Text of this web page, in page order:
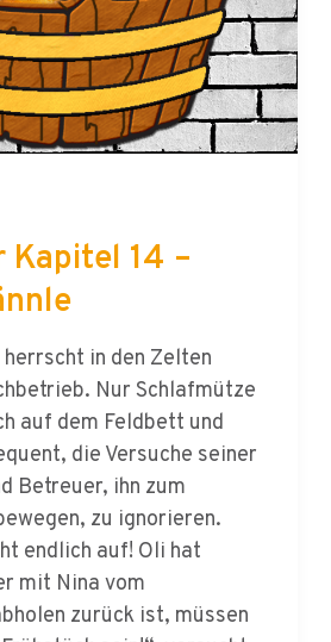
14 –
in den Zelten
auf dem Feldbett und
die Versuche seiner
Betreuer, ihn zum
zu ignorieren.
endlich auf! Oli hat
mit Nina vom
zurück ist, müssen
sein!“, versucht
ein letztes Mal zum